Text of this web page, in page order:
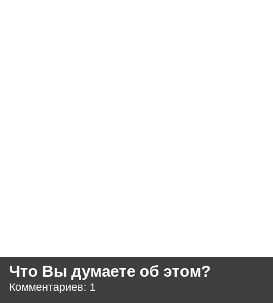
Что Вы думаете об этом?
Комментариев: 1